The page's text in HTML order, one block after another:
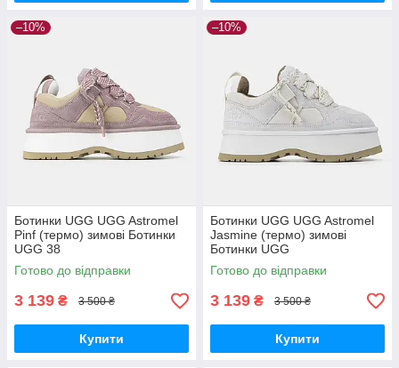
–10%
Ботинки UGG UGG Astromel
Pinf (термо) зимові Ботинки
UGG 38
Готово до відправки
3 139 ₴ 3 500 ₴
Купити
–10%
Ботинки UGG UGG Astromel
Jasmine (термо) зимові
Ботинки UGG
Готово до відправки
3 139 ₴ 3 500 ₴
Купити